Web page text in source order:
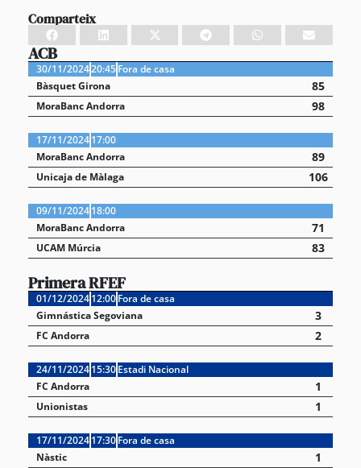
Comparteix
ACB
30/11/202420:45Fora de casa
Bàsquet Girona
85
MoraBanc Andorra 98
17/11/202417:00
MoraBanc Andorra
89
Unicaja de Màlaga 106
09/11/202418:00
MoraBanc Andorra
71
UCAM Múrcia 83
Primera RFEF
01/12/202412:00Fora de casa
Gimnástica Segoviana
3
FC Andorra 2
24/11/202415:30Estadi Nacional
FC Andorra
1
Unionistas 1
17/11/202417:30Fora de casa
Nàstic
1